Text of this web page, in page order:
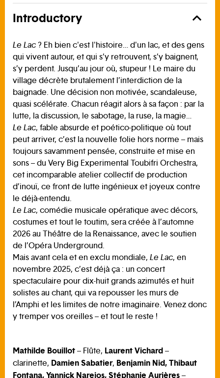
Introductory
Le Lac? Eh bien c'est l'histoire… d'un lac, et des gens
qui vivent autour, et qui s’y retrouvent, s’y baignent,
s’y perdent. Jusqu’au jour où, stupeur ! Le maire du
village décrète brutalement l’interdiction de la
baignade. Une décision non motivée, scandaleuse,
quasi scélérate. Chacun réagit alors à sa façon : par la
lutte, la discussion, le sabotage, la ruse, la magie…
Le Lac, fable absurde et poético-politique où tout
peut arriver, c’est la nouvelle folie hors norme – mais
toujours savamment pensée, construite et mise en
sons – du Very Big Experimental Toubifri Orchestra,
cet incomparable atelier collectif de production
d’inouï, ce front de lutte ingénieux et joyeux contre
le déjà-entendu.
Le Lac, comédie musicale opératique avec décors,
costumes et tout le toutim, sera créée à l’automne
2026 au Théâtre de la Renaissance, avec le soutien
de l’Opéra Underground.
Mais avant cela et en exclu mondiale, Le Lac, en
novembre 2025, c’est déjà ça : un concert
spectaculaire pour dix-huit grands azimutés et huit
solistes au chant, qui va repousser les murs de
l’Amphi et les limites de notre imaginaire. Venez donc
y tremper vos oreilles – et tout le reste !
Mathilde Bouillot– Flûte, Laurent Vichard–
clarinette, Damien Sabatier, Benjamin Nid, Thibaut
Fontana, Yannick Narejos, Stéphanie Aurières–